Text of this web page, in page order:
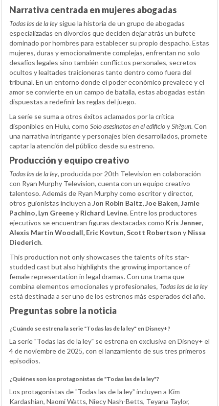
Narrativa centrada en mujeres abogadas
Todas las de la ley sigue la historia de un grupo de abogadas
especializadas en divorcios que deciden dejar atrás un bufete
dominado por hombres para establecer su propio despacho. Estas
mujeres, duras y emocionalmente complejas, enfrentan no solo
desafíos legales sino también conflictos personales, secretos
ocultos y lealtades traicioneras tanto dentro como fuera del
tribunal. En un entorno donde el poder económico prevalece y el
amor se convierte en un campo de batalla, estas abogadas están
dispuestas a redefinir las reglas del juego.
La serie se suma a otros éxitos aclamados por la crítica
disponibles en Hulu, como Solo asesinatos en el edificioySh?gun. Con
una narrativa intrigante y personajes bien desarrollados, promete
captar la atención del público desde su estreno.
Producción y equipo creativo
Todas las de la ley, producida por 20th Television en colaboración
con Ryan Murphy Television, cuenta con un equipo creativo
talentoso. Además de Ryan Murphy como escritor y director,
otros guionistas incluyen a Jon Robin Baitz, Joe Baken, Jamie
Pachino, Lyn Greeney Richard Levine. Entre los productores
ejecutivos se encuentran figuras destacadas como Kris Jenner,
Alexis Martin Woodall, Eric Kovtun, Scott Robertson y Nissa
Diederich.
This production not only showcases the talents of its star-
studded cast but also highlights the growing importance of
female representation in legal dramas. Con una trama que
combina elementos emocionales y profesionales, Todas las de la ley
está destinada a ser uno de los estrenos más esperados del año.
Preguntas sobre la noticia
¿Cuándo se estrena la serie "Todas las de la ley" en Disney+?
La serie "Todas las de la ley" se estrena en exclusiva en Disney+ el
4 de noviembre de 2025, con el lanzamiento de sus tres primeros
episodios.
¿Quiénes son los protagonistas de "Todas las de la ley"?
Los protagonistas de "Todas las de la ley" incluyen a Kim
Kardashian, Naomi Watts, Niecy Nash-Betts, Teyana Taylor,